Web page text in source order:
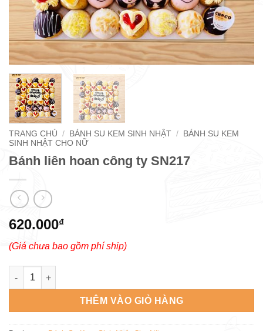
TRANG CHỦ / BÁNH SU KEM SINH NHẬT /
BÁNH SU KEM
SINH NHẬT CHO NỮ
Bánh liên hoan công ty SN217
620.000₫
(Giá chưa bao gồm phí ship)
Bánh liên hoan công ty SN217 số lượng
THÊM VÀO GIỎ HÀNG